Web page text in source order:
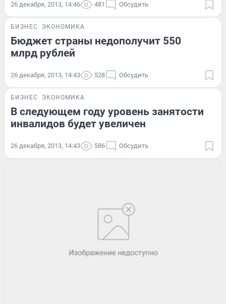
26 декабря, 2013, 14:46 481 Обсудить
БИЗНЕС ЭКОНОМИКА
Бюджет страны недополучит 550
млрд рублей
26 декабря, 2013, 14:43 528 Обсудить
БИЗНЕС ЭКОНОМИКА
В следующем году уровень занятости
инвалидов будет увеличен
26 декабря, 2013, 14:43 586 Обсудить